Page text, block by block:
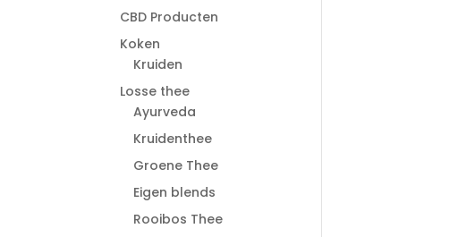
CBD Producten
Koken
Kruiden
Losse thee
Ayurveda
Kruidenthee
Groene Thee
Eigen blends
Rooibos Thee